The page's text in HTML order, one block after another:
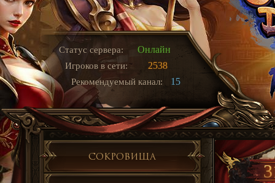
Статус сервера: Онлайн
Игроков в сети: 2538
Рекомендуемый канал: 15
Сокровища